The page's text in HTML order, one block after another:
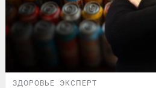
ЗДОРОВЬЕ ЭКСПЕРТ